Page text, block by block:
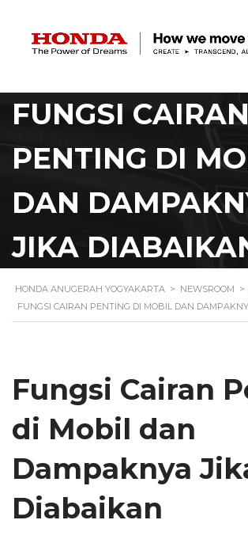
FUNGSI CAIRAN
PENTING DI
DAN
JIKA
HONDA ANUGERAH YOGYAKARTA > NEWSROOM >
FUNGSI CAIRAN PENTING DI MOBIL DAN
Fungsi Cairan
di Mobil dan
Dampaknya
Diabaikan